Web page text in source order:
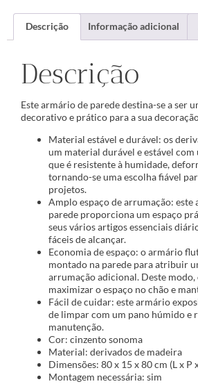
Descrição Informação adicional
Descrição
Este armário de parede destina-se a ser
decorativo e prático para a sua
Material estável e durável: os
um material durável e estável
que é resistente à humidade,
tornando-se uma escolha fiável
projetos.
Amplo espaço de arrumação:
parede proporciona um espaço
seus vários artigos essenciais
fáceis de alcançar.
Economia de espaço: o armário
montado na parede para atribuir
arrumação adicional. Deste modo,
maximizar o espaço no chão e
Fácil de cuidar: este armário
de limpar com um pano húmido e
manutenção.
Cor: cinzento sonoma
Material: derivados de madeira
Dimensões: 80 x 15 x 80 cm (L x P
Montagem necessária: sim